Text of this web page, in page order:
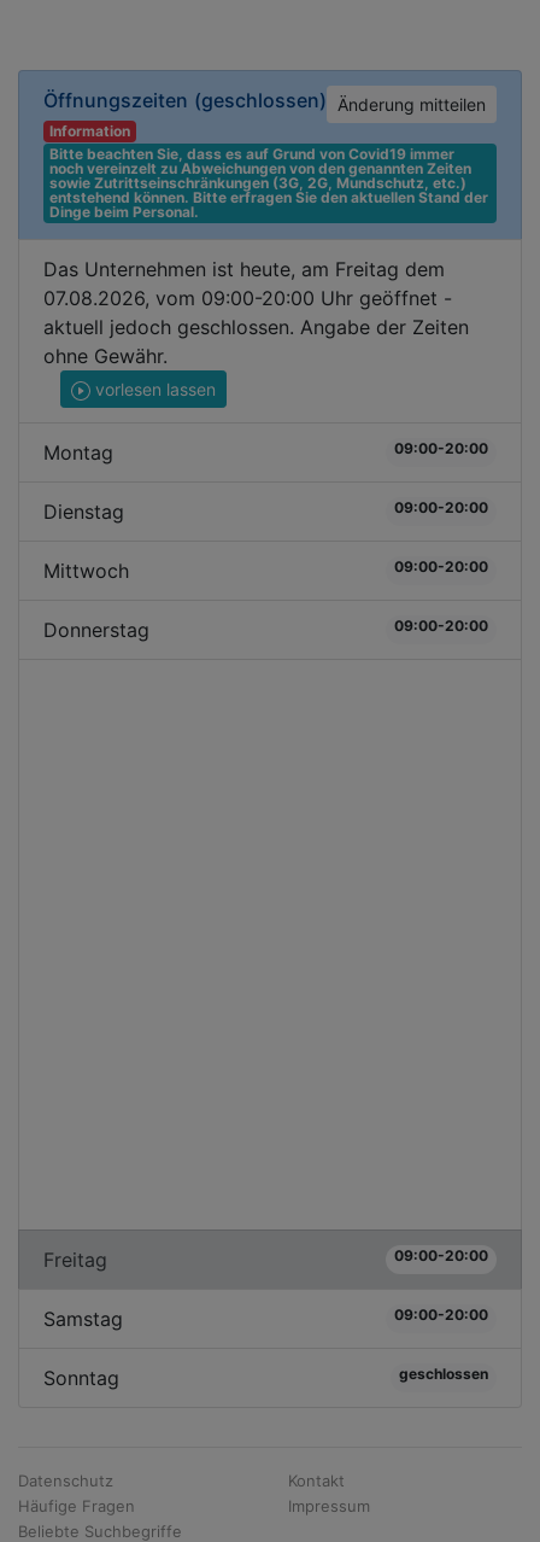
Öffnungszeiten (geschlossen) Änderung mitteilen
Information
Bitte beachten Sie, dass es auf Grund von Covid19 immer
noch vereinzelt zu Abweichungen von den genannten Zeiten
sowie Zutrittseinschränkungen (3G, 2G, Mundschutz, etc.)
entstehend können. Bitte erfragen Sie den aktuellen Stand der
Dinge beim Personal.
Das Unternehmen ist heute, am Freitag dem
07.08.2026, vom 09:00-20:00 Uhr geöffnet -
aktuell jedoch geschlossen. Angabe der Zeiten
ohne Gewähr.
vorlesen lassen
Montag 09:00-20:00
Dienstag 09:00-20:00
Mittwoch 09:00-20:00
Donnerstag 09:00-20:00
Freitag 09:00-20:00
Samstag 09:00-20:00
Sonntag geschlossen
Datenschutz
Häufige Fragen
Beliebte Suchbegriffe
Kontakt
Impressum